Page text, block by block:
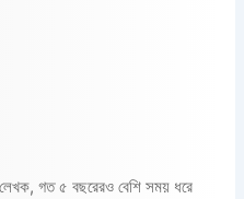
গত ৫ বছরেরও বেশি সময় ধরে